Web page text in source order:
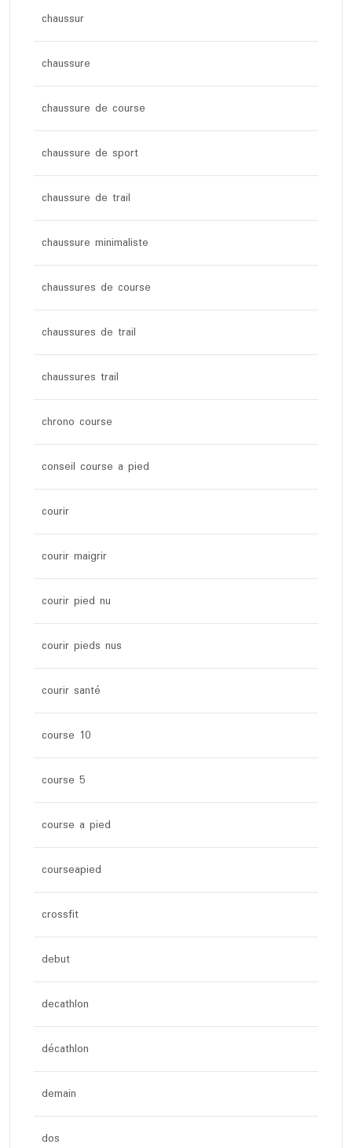
chaussur
chaussure
chaussure de course
chaussure de sport
chaussure de trail
chaussure minimaliste
chaussures de course
chaussures de trail
chaussures trail
chrono course
conseil course a pied
courir
courir maigrir
courir pied nu
courir pieds nus
courir santé
course 10
course 5
course a pied
courseapied
crossfit
debut
decathlon
décathlon
demain
dos